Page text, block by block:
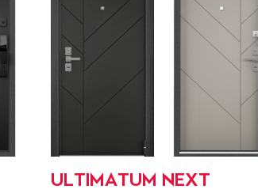
ULTIMATUM NEXT